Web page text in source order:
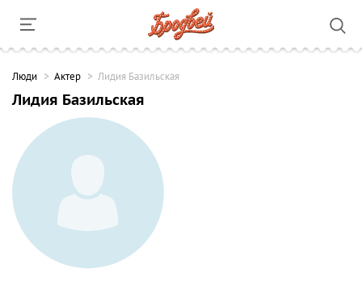
Люди Актер Лидия Базильская
Лидия Базильская